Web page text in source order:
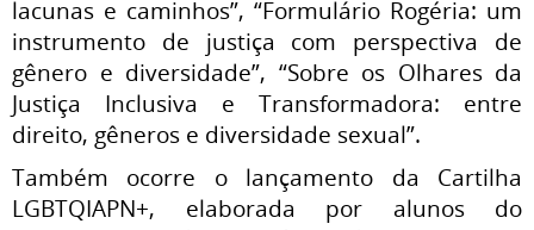
lacunas e caminhos”, “Formulário Rogéria: um
instrumento de justiça com perspectiva de
gênero e diversidade”, “Sobre os Olhares da
Justiça Inclusiva e Transformadora: entre
direito, gêneros e diversidade sexual”.
Também ocorre o lançamento da Cartilha
LGBTQIAPN+, elaborada por alunos do